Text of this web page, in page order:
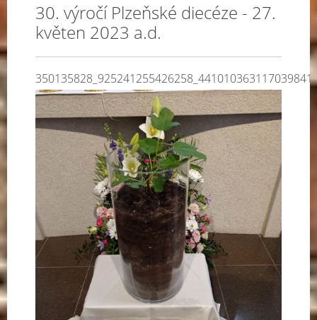
30. výročí Plzeňské diecéze - 27.
květen 2023 a.d.